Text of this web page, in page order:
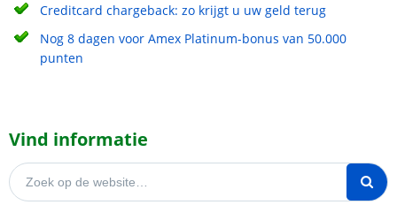
Creditcard chargeback: zo krijgt u uw geld terug
Nog 8 dagen voor Amex Platinum-bonus van 50.000
punten
Vind informatie
Zoeken naar: